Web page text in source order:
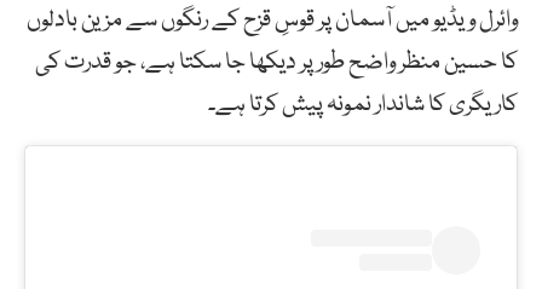
وائرل ویڈیو میں آسمان پر قوسِ قزح کے رنگوں سے مزین بادلوں
کا حسین منظر واضح طور پر دیکھا جا سکتا ہے، جو قدرت کی
کاریگری کا شاندار نمونہ پیش کرتا ہے۔